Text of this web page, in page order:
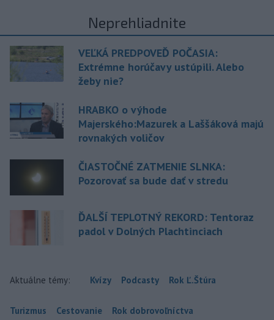
Neprehliadnite
VEĽKÁ PREDPOVEĎ POČASIA:
Extrémne horúčavy ustúpili. Alebo
žeby nie?
HRABKO o výhode
Majerského:Mazurek a Laššáková majú
rovnakých voličov
ČIASTOČNÉ ZATMENIE SLNKA:
Pozorovať sa bude dať v stredu
ĎALŠÍ TEPLOTNÝ REKORD: Tentoraz
padol v Dolných Plachtinciach
Aktuálne témy: Kvízy Podcasty Rok Ľ.Štúra
Turizmus Cestovanie Rok dobrovoľníctva